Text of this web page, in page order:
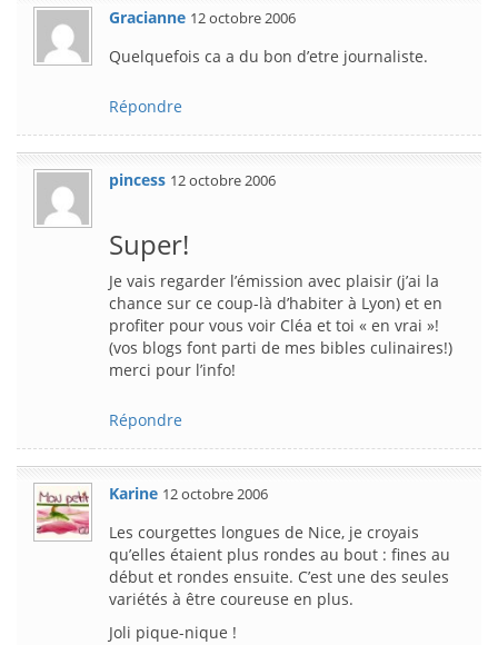
Gracianne 12 octobre 2006
Quelquefois ca a du bon d’etre journaliste.
Répondre
pincess 12 octobre 2006
Super!
Je vais regarder l’émission avec plaisir (j’ai la
chance sur ce coup-là d’habiter à Lyon) et en
profiter pour vous voir Cléa et toi « en vrai »!
(vos blogs font parti de mes bibles culinaires!)
merci pour l’info!
Répondre
Karine 12 octobre 2006
Les courgettes longues de Nice, je croyais
qu’elles étaient plus rondes au bout : fines au
début et rondes ensuite. C’est une des seules
variétés à être coureuse en plus.
Joli pique-nique !